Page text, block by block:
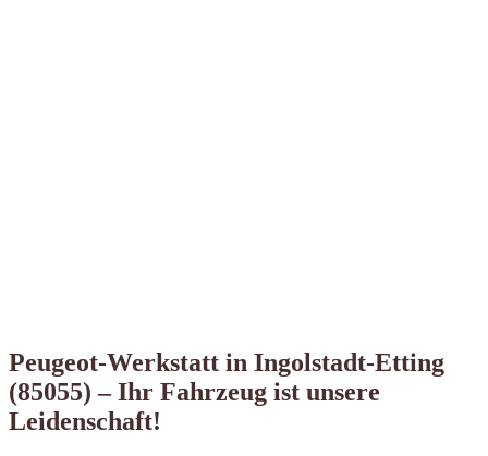
Peugeot-Werkstatt in Ingolstadt-Etting
(85055) – Ihr Fahrzeug ist unsere
Leidenschaft!